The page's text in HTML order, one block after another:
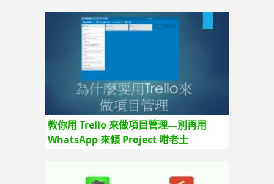
教你用 Trello 來做項目管理—別再用
WhatsApp 來傾 Project 咁老土